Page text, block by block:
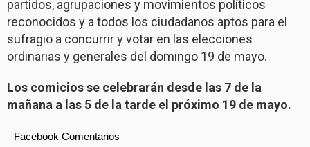
partidos, agrupaciones y movimientos políticos
reconocidos y a todos los ciudadanos aptos para el
sufragio a concurrir y votar en las elecciones
ordinarias y generales del domingo 19 de mayo.
Los comicios se celebrarán desde las 7 de la
mañana a las 5 de la tarde el próximo 19 de mayo.
Facebook Comentarios